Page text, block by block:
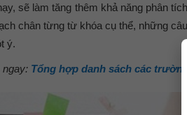
sẽ làm tăng thêm khả năng phân
chân từng từ khóa cụ thể, những
ý.
ngay: Tổng hợp danh sách các